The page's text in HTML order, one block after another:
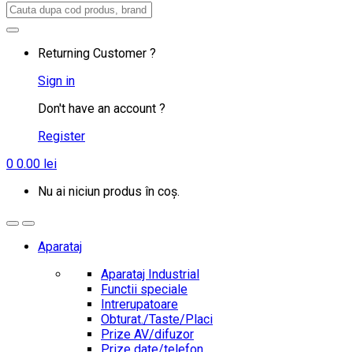
Search
Returning Customer ?
Sign in
Don't have an account ?
Register
0 0.00 lei
Nu ai niciun produs în coș.
Aparataj
Aparataj Industrial
Functii speciale
Intrerupatoare
Obturat./Taste/Placi
Prize AV/difuzor